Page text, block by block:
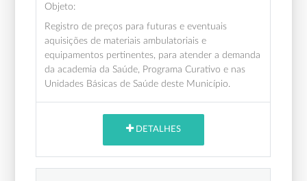
Objeto:
Registro de preços para futuras e eventuais
aquisições de materiais ambulatoriais e
equipamentos pertinentes, para atender a demanda
da academia da Saúde, Programa Curativo e nas
Unidades Básicas de Saúde deste Município.
DETALHES